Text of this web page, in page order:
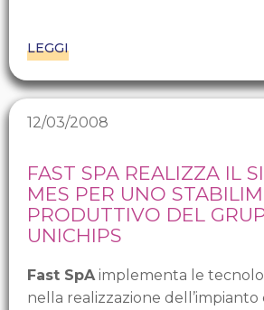
LEGGI
12/03/2008
FAST SPA REALIZZA IL
MES PER UNO
PRODUTTIVO DEL
UNICHIPS
Fast SpAimplementa le
nella realizzazione dell’impianto